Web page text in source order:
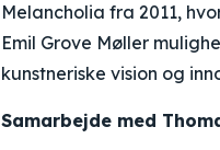
Melancholia fra 2011,
Emil Grove Møller
kunstneriske vision og
Samarbejde med